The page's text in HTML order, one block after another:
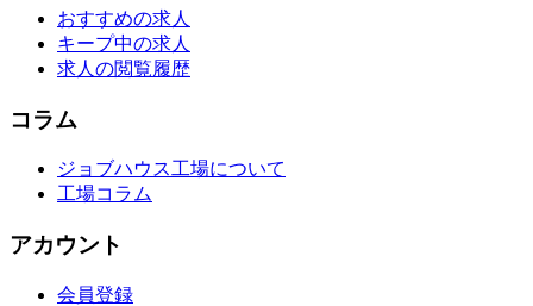
おすすめの求人
キープ中の求人
求人の閲覧履歴
コラム
ジョブハウス工場について
工場コラム
アカウント
会員登録